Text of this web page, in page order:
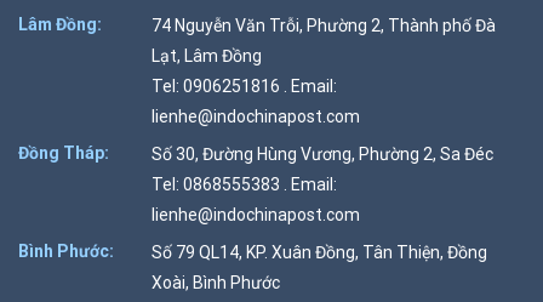
Lâm Đồng:
74 Nguyễn Văn Trỗi, Phường 2, Thành phố Đà
Lạt, Lâm Đồng
Tel: 0906251816 . Email:
lienhe@indochinapost.com
Đồng Tháp:
Số 30, Đường Hùng Vương, Phường 2, Sa Đéc
Tel: 0868555383 . Email:
lienhe@indochinapost.com
Bình Phước:
Số 79 QL14, KP. Xuân Đồng, Tân Thiện, Đồng
Xoài, Bình Phước